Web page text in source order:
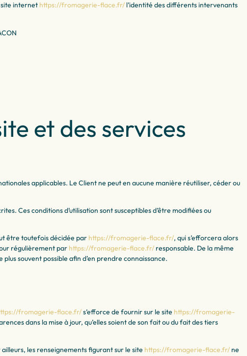
site internet https://fromagerie-flace.fr/ l’identité des différents intervenants
et des services
applicables. Le Client ne peut en aucune manière réutiliser, céder ou
Ces conditions d’utilisation sont susceptibles d’être modifiées ou
être toutefois décidée par https://fromagerie-flace.fr/, qui s’efforcera alors
régulièrement par https://fromagerie-flace.fr/ responsable. De la même
souvent possible afin d’en prendre connaissance.
fromagerie-flace.fr/s’efforce de fournir sur le site https://fromagerie-
dans la mise à jour, qu’elles soient de son fait ou du fait des tiers
les renseignements figurant sur le site https://fromagerie-flace.fr/ ne